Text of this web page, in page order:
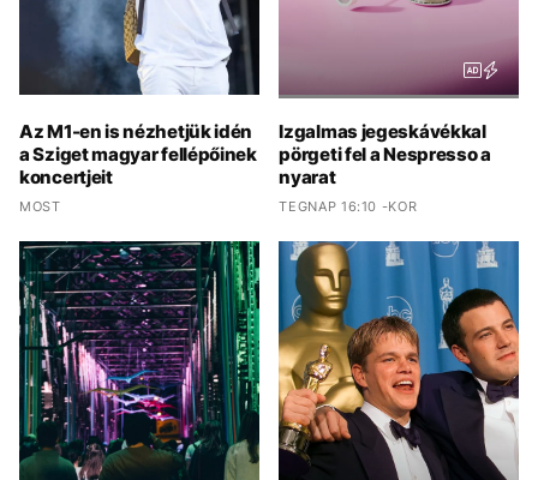
Az M1-en is nézhetjük idén
a Sziget magyar fellépőinek
koncertjeit
MOST
Izgalmas jegeskávékkal
pörgeti fel a Nespresso a
nyarat
TEGNAP 16:10 -KOR